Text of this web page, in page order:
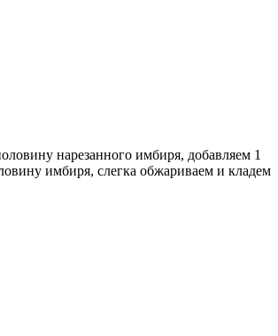
нарезанного имбиря, добавляем 1
имбиря, слегка обжариваем и кладем